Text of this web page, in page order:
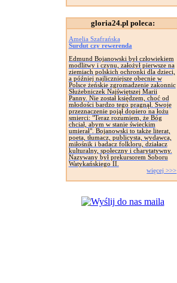
gloria24.pl poleca:
Amelia Szafrańska
Surdut czy rewerenda
Edmund Bojanowski był człowiekiem
modlitwy i czynu, założył pierwsze na
ziemiach polskich ochronki dla dzieci,
a później najliczniejsze obecnie w
Polsce żeńskie zgromadzenie zakonnic
Służebniczek Najświętszej Marii
Panny. Nie został księdzem, choć od
młodości bardzo tego pragnął. Swoje
przeznaczenie pojął dopiero na łożu
smierci: "Teraz rozumiem, że Bóg
chciał, abym w stanie świeckim
umierał". Bojanowski to także literat,
poeta, tłumacz, publicysta, wydawca,
miłośnik i badacz folkloru, działacz
kulturalny, społeczny i charytatywny.
Nazywany był prekursorem Soboru
Watykańskiego II.
więcej >>>